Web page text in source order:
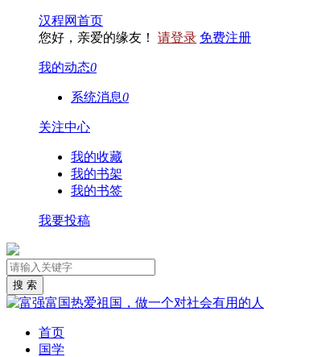
汉程网首页
您好，亲爱的缘友！ 请登录 免费注册
我的动态0
系统消息0
关注中心
我的收藏
我的书架
我的书签
我要投稿
首页
国学